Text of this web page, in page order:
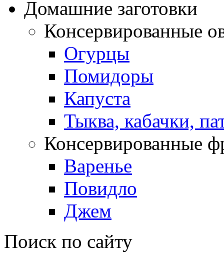
Домашние заготовки
Консервированные
Огурцы
Помидоры
Капуста
Тыква, кабачки,
Консервированные
Варенье
Повидло
Джем
Поиск по сайту